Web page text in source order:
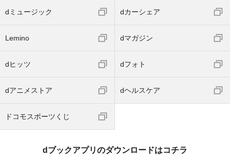
dミュージック dカーシェア
Lemino dマガジン
dヒッツ dフォト
dアニメストア dヘルスケア
ドコモスポーツくじ
dブックアプリのダウンロードはコチラ